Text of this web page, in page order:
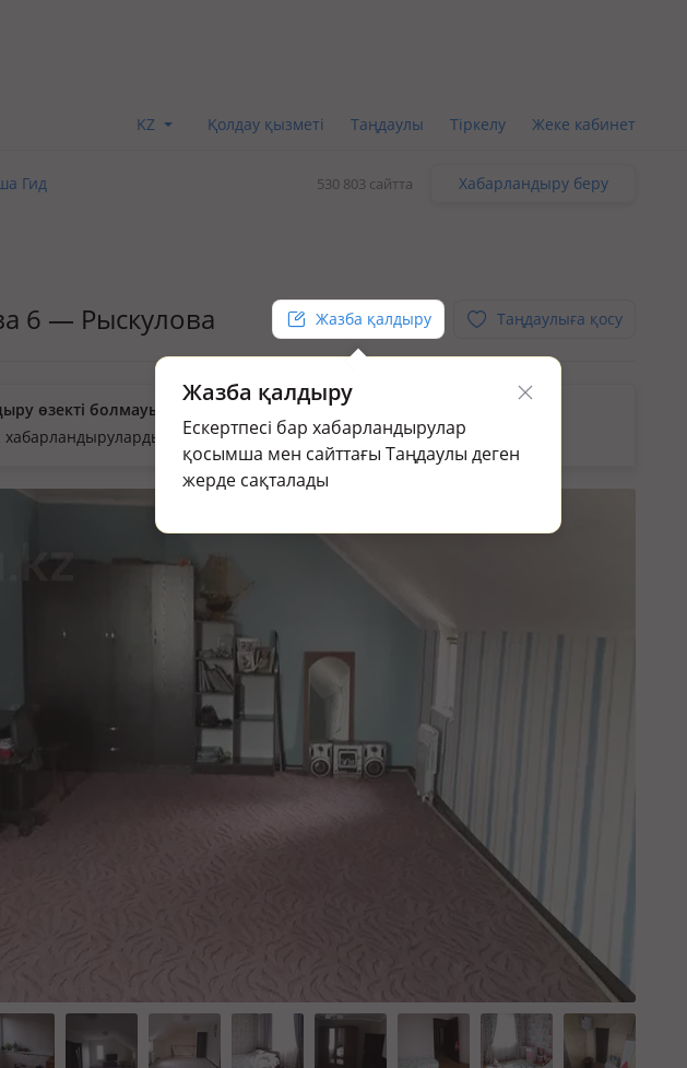
KZ Қолдау қызметі Таңдаулы Тіркелу Жеке кабинет
Гид 530 803 сайтта Хабарландыру беру
6 — Рыскулова Жазба қалдыру
Жазба қалдыру
Ескертпесі бар хабарландырулар
қосымша мен сайттағы Таңдаулы деген
жерде сақталады
Таңдаулыға қосу
өзекті болмауы мүмкін.
хабарландыруларды қараңыз: Жер үй мен саяжай сату в мкр Акбулак